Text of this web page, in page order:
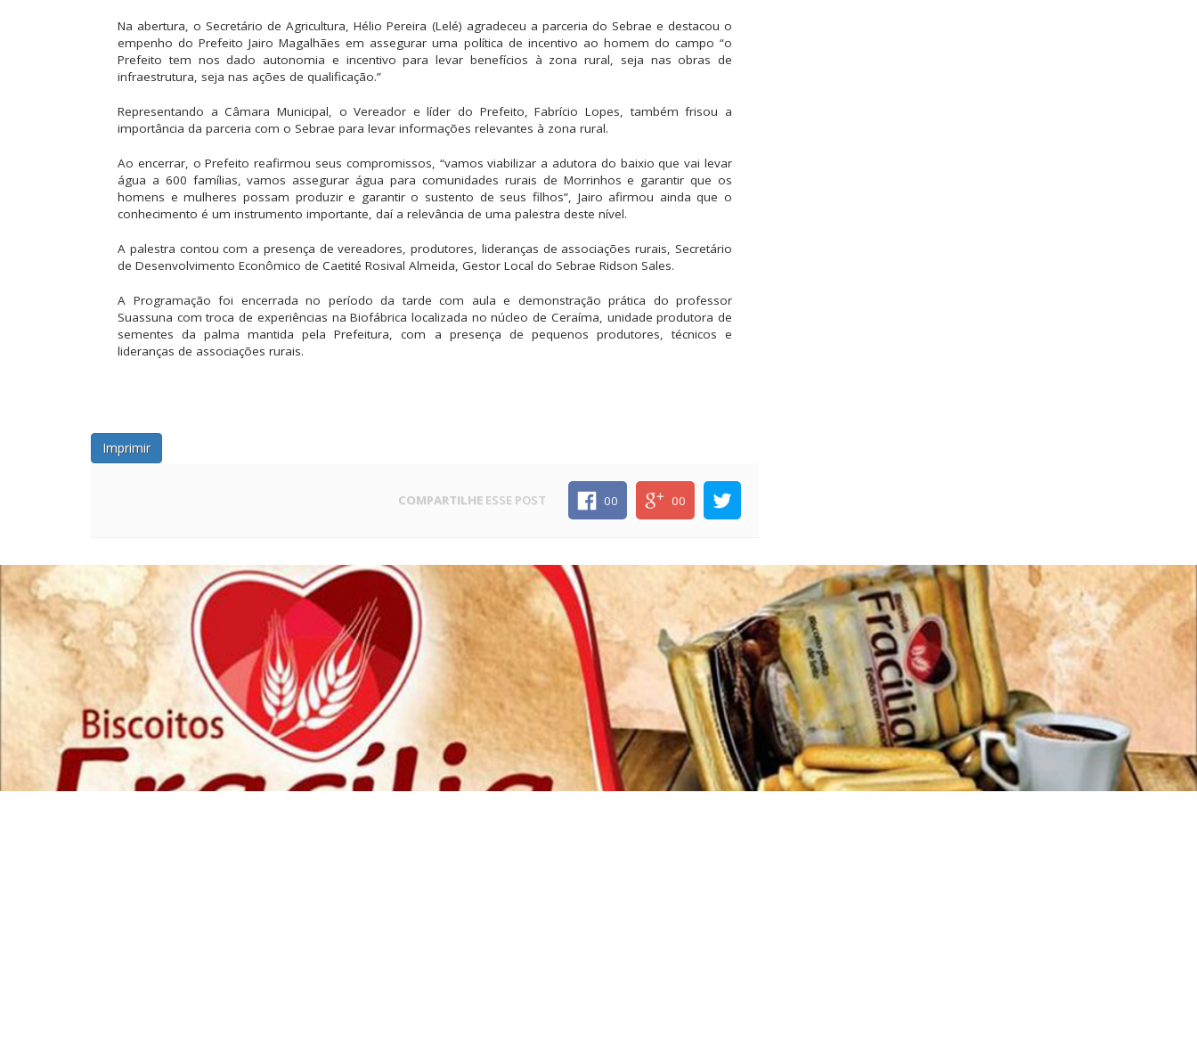
Na abertura, o Secretário de Agricultura, Hélio Pereira (Lelé) agradeceu a parceria do Sebrae e destacou o
empenho do Prefeito Jairo Magalhães em assegurar uma política de incentivo ao homem do campo “o
Prefeito tem nos dado autonomia e incentivo para levar benefícios à zona rural, seja nas obras de
infraestrutura, seja nas ações de qualificação.”
Representando a Câmara Municipal, o Vereador e líder do Prefeito, Fabrício Lopes, também frisou a
importância da parceria com o Sebrae para levar informações relevantes à zona rural.
Ao encerrar, o Prefeito reafirmou seus compromissos, “vamos viabilizar a adutora do baixio que vai levar
água a 600 famílias, vamos assegurar água para comunidades rurais de Morrinhos e garantir que os
homens e mulheres possam produzir e garantir o sustento de seus filhos”, Jairo afirmou ainda que o
conhecimento é um instrumento importante, daí a relevância de uma palestra deste nível.
A palestra contou com a presença de vereadores, produtores, lideranças de associações rurais, Secretário
de Desenvolvimento Econômico de Caetité Rosival Almeida, Gestor Local do Sebrae Ridson Sales.
A Programação foi encerrada no período da tarde com aula e demonstração prática do professor
Suassuna com troca de experiências na Biofábrica localizada no núcleo de Ceraíma, unidade produtora de
sementes da palma mantida pela Prefeitura, com a presença de pequenos produtores, técnicos e
lideranças de associações rurais.
Imprimir
COMPARTILHE ESSE POST 00 00